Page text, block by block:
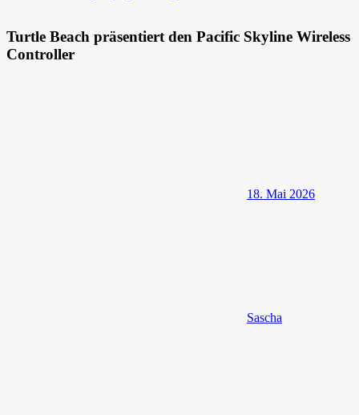
Turtle Beach präsentiert den Pacific Skyline Wireless
Controller
18. Mai 2026
Sascha